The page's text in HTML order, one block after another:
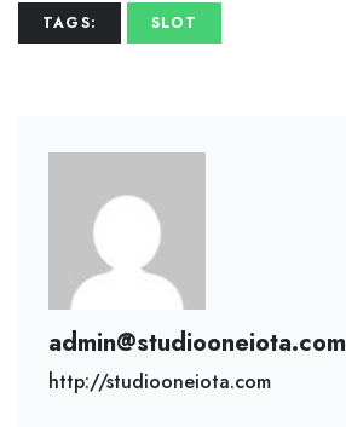
TAGS: SLOT
admin@studiooneiota.com
http://studiooneiota.com